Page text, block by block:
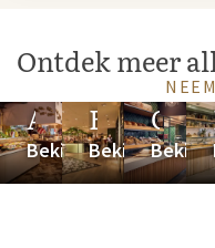
Ontdek meer
Amersfoort
Bekijk Bekijk Bekijk